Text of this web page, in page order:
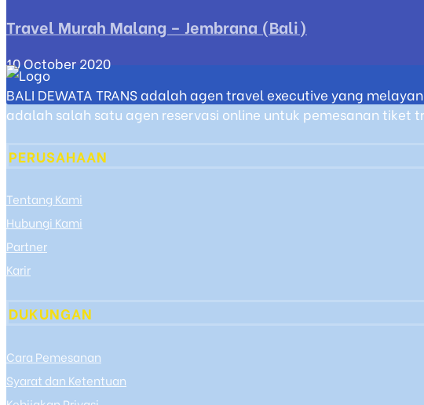
Travel Murah Malang – Jembrana (Bali)
10 October 2020
BALI DEWATA TRANS adalah agen travel executive yang
adalah salah satu agen reservasi online untuk pemesanan tiket
PERUSAHAAN
Tentang Kami
Hubungi Kami
Partner
Karir
DUKUNGAN
Cara Pemesanan
Syarat dan Ketentuan